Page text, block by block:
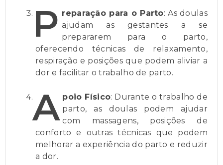
P reparação para o Parto: As doulas
ajudam as gestantes a se
prepararem para o parto,
oferecendo técnicas de relaxamento,
respiração e posições que podem aliviar a
dor e facilitar o trabalho de parto.
A poio Físico: Durante o trabalho de
parto, as doulas podem ajudar
com massagens, posições de
conforto e outras técnicas que podem
melhorar a experiência do parto e reduzir
a dor.